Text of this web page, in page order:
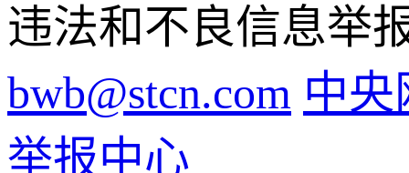
违法和不良信息举
bwb@stcn.com 中
举报中心